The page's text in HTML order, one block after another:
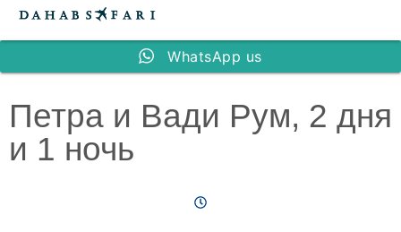
WhatsApp us
Петра и Вади Рум, 2 дня
и 1 ночь